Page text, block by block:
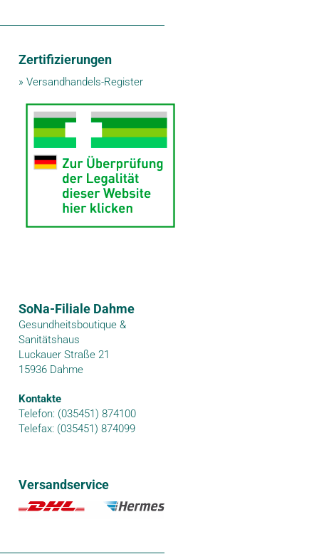
Zertifizierungen
» Versandhandels-Register
SoNa-Filiale Dahme
Gesundheitsboutique &
Sanitätshaus
Luckauer Straße 21
15936 Dahme
Kontakte
Telefon: (035451) 874100
Telefax: (035451) 874099
Versandservice